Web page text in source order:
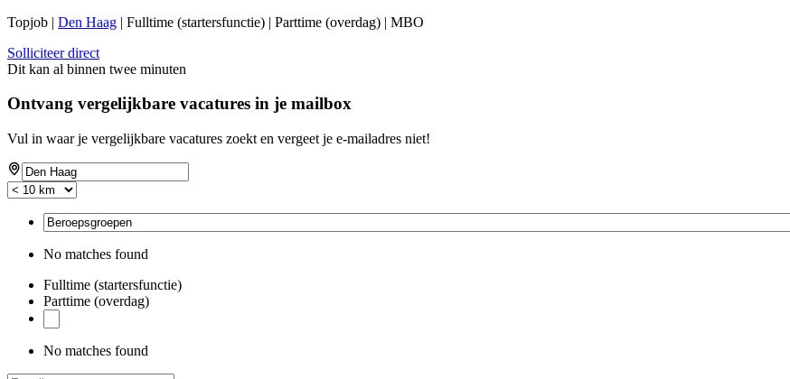
Topjob | Den Haag | Fulltime (startersfunctie) | Parttime (overdag) | MBO
Solliciteer direct
Dit kan al binnen twee minuten
Ontvang vergelijkbare vacatures in je mailbox
Vul in waar je vergelijkbare vacatures zoekt en vergeet je e-mailadres niet!
If
you
are
human,
ignore
field
No matches found
Fulltime (startersfunctie)
Parttime (overdag)
No matches found